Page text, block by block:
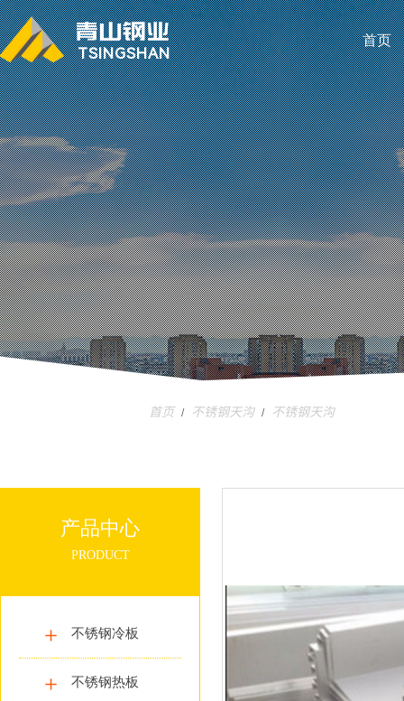
首页 / 不锈钢天沟 / 不锈钢天沟
PRODUCT
产品中心
不锈钢冷板
不锈钢热板
首页
TSINGSHAN